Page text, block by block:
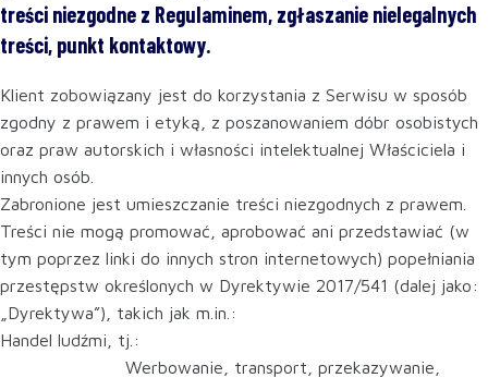
treści niezgodne z Regulaminem, zgłaszanie nielegalnych
treści, punkt kontaktowy.
Klient zobowiązany jest do korzystania z Serwisu w sposób
zgodny z prawem i etyką, z poszanowaniem dóbr osobistych
oraz praw autorskich i własności intelektualnej Właściciela i
innych osób.
Zabronione jest umieszczanie treści niezgodnych z prawem.
Treści nie mogą promować, aprobować ani przedstawiać (w
tym poprzez linki do innych stron internetowych) popełniania
przestępstw określonych w Dyrektywie 2017/541 (dalej jako:
„Dyrektywa”), takich jak m.in.:
Handel ludźmi, tj.:
Werbowanie, transport, przekazywanie,